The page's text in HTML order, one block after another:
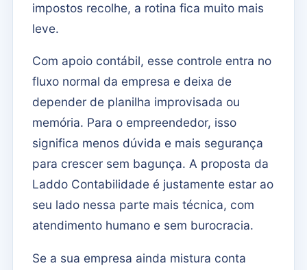
impostos recolhe, a rotina fica muito mais
leve.
Com apoio contábil, esse controle entra no
fluxo normal da empresa e deixa de
depender de planilha improvisada ou
memória. Para o empreendedor, isso
significa menos dúvida e mais segurança
para crescer sem bagunça. A proposta da
Laddo Contabilidade é justamente estar ao
seu lado nessa parte mais técnica, com
atendimento humano e sem burocracia.
Se a sua empresa ainda mistura conta